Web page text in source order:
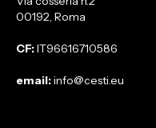
00192, Roma
CF:IT96616710586
email:info@cesti.eu